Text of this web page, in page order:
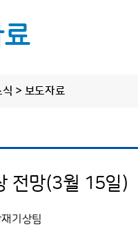
정보 공개
정보공개제도 안내
정보공개 청구
업무추진비
공
보
식 > 보도자료
전망(3월 15일)
재기상팀